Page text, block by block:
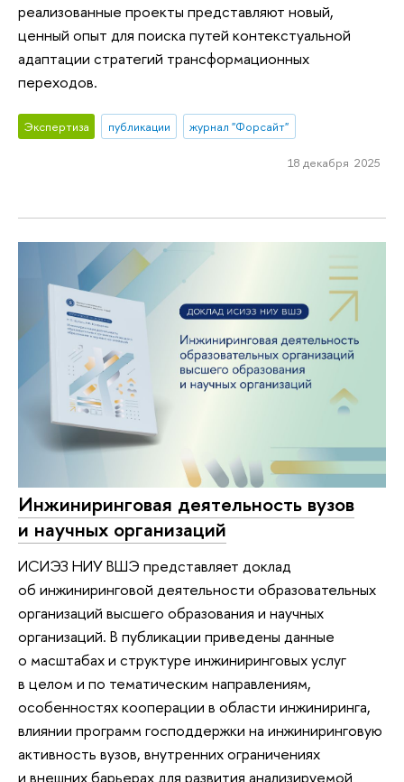
реализованные проекты представляют новый,
ценный опыт для поиска путей контекстуальной
адаптации стратегий трансформационных
переходов.
Экспертиза публикации журнал "Форсайт"
18 декабря 2025
Инжиниринговая деятельность вузов
и научных организаций
ИСИЭЗ НИУ ВШЭ представляет доклад
об инжиниринговой деятельности образовательных
организаций высшего образования и научных
организаций. В публикации приведены данные
о масштабах и структуре инжиниринговых услуг
в целом и по тематическим направлениям,
особенностях кооперации в области инжиниринга,
влиянии программ господдержки на инжиниринговую
активность вузов, внутренних ограничениях
и внешних барьерах для развития анализируемой